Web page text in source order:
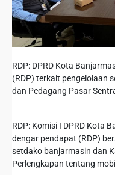
RDP: DPRD Kota
(RDP) terkait pengelolaan
dan Pedagang Pasar
RDP: Komisi I DPRD Kota
dengar pendapat (RDP)
setdako banjarmasin dan
Perlengkapan tentang